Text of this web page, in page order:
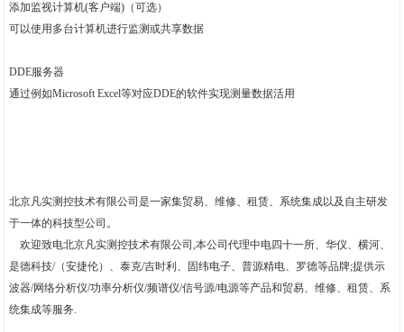
添加监视计算机(客户端)（可选）
可以使用多台计算机进行监测或共享数据
DDE服务器
通过例如Microsoft Excel等对应DDE的软件实现测量数据活用
北京凡实测控技术有限公司是一家集贸易、维修、租赁、系统集成以及自主研发
于一体的科技型公司。
欢迎致电北京凡实测控技术有限公司,本公司代理中电四十一所、华仪、横河、
是德科技/（安捷伦）、泰克/吉时利、固纬电子、普源精电、罗德等品牌;提供示
波器/网络分析仪/功率分析仪/频谱仪/信号源/电源等产品和贸易、维修、租赁、系
统集成等服务.